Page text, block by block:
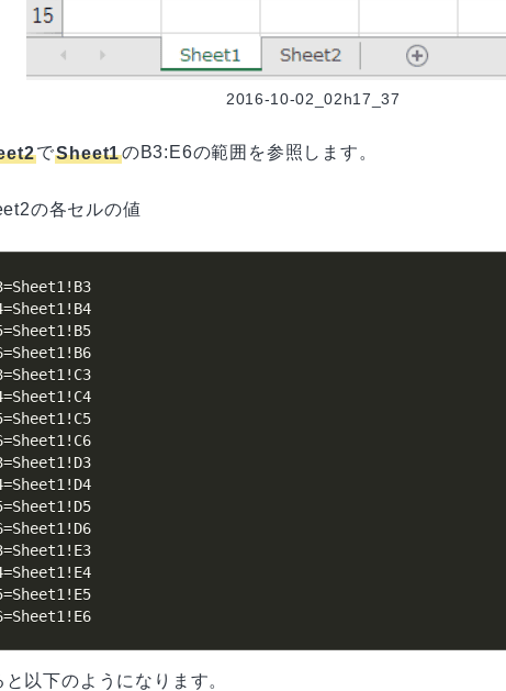
2016-10-02_02h17_37
でSheet1のB3:E6の範囲を参照します。
の各セルの値
と以下のようになります。